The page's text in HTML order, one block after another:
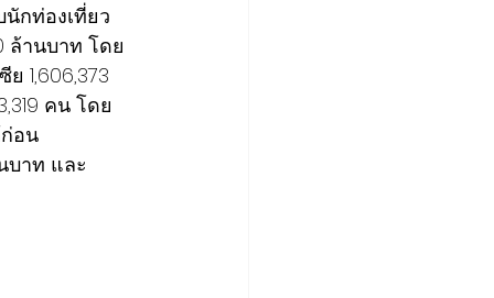
กท่องเที่ยว
ล้านบาท โดย
1,606,373
คน โดย
อน
บาท และ